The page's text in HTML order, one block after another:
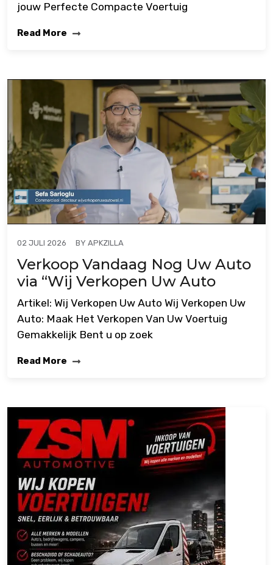
jouw Perfecte Compacte Voertuig
Read More
02 JULI 2026 BY APKZILLA
Verkoop Vandaag Nog Uw Auto
via “Wij Verkopen Uw Auto
Artikel: Wij Verkopen Uw Auto Wij Verkopen Uw
Auto: Maak Het Verkopen Van Uw Voertuig
Gemakkelijk Bent u op zoek
Read More